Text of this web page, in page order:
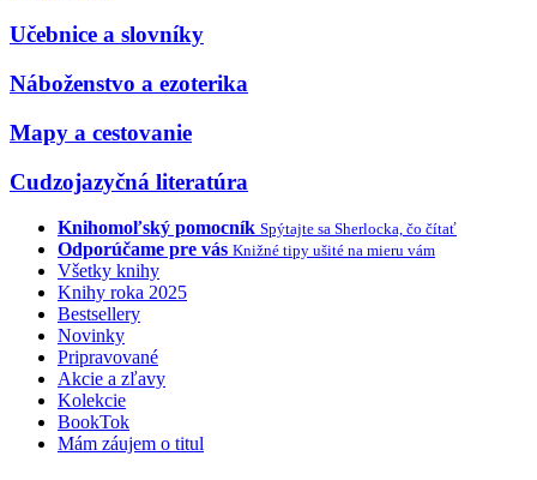
Učebnice a slovníky
Náboženstvo a ezoterika
Mapy a cestovanie
Cudzojazyčná literatúra
Knihomoľský pomocník Spýtajte sa Sherlocka, čo čítať
Odporúčame pre vás Knižné tipy ušité na mieru vám
Všetky knihy
Knihy roka 2025
Bestsellery
Novinky
Pripravované
Akcie a zľavy
Kolekcie
BookTok
Mám záujem o titul